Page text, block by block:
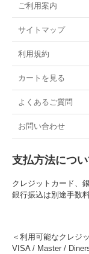
ご利用案内
サイトマップ
利用規約
カートを見る
よくあるご質問
お問い合わせ
支払方法につ
クレジットカード、
銀行振込は別途手数
＜利用可能なクレジ
VISA / Master /